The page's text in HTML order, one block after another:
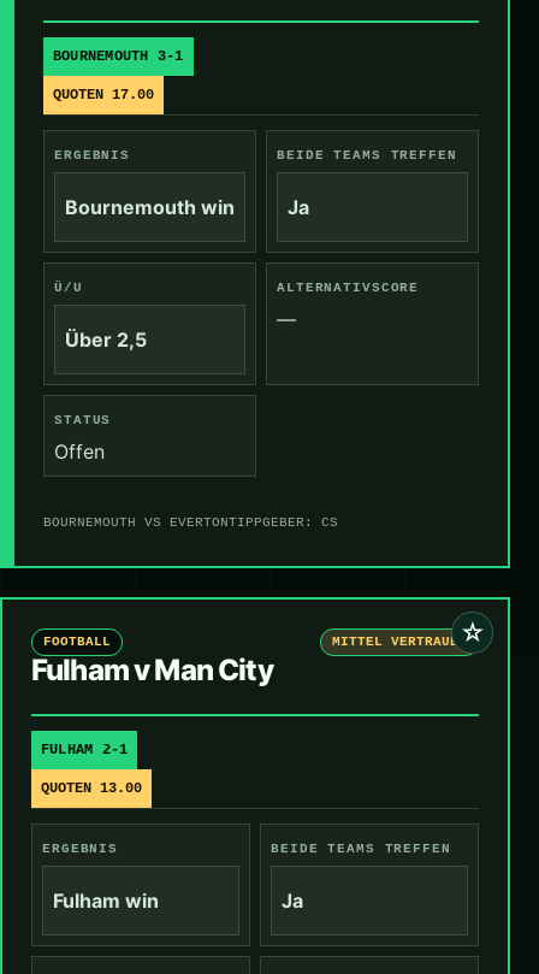
BOURNEMOUTH 3-1
QUOTEN 17.00
ERGEBNIS
Bournemouth win
BEIDE TEAMS TREFFEN
Ja
Ü/U
Über 2,5
ALTERNATIVSCORE
—
STATUS
Offen
BOURNEMOUTH VS EVERTONTIPPGEBER: CS
☆
FOOTBALL MITTEL VERTRAUEN
Fulham v Man City
FULHAM 2-1
QUOTEN 13.00
ERGEBNIS
Fulham win
BEIDE TEAMS TREFFEN
Ja